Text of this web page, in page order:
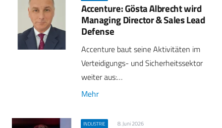
Accenture: Gösta Albrecht wird
Managing Director & Sales Lead
Defense
Accenture baut seine Aktivitäten im
Verteidigungs- und Sicherheitssektor
weiter aus:…
Mehr
INDUSTRIE 8. Juni 2026